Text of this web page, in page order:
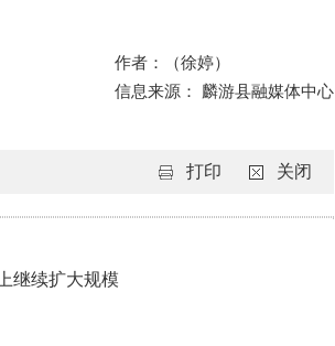
作者：（徐婷）
信息来源： 麟游县融媒体中心
打印 关闭
继续扩大规模